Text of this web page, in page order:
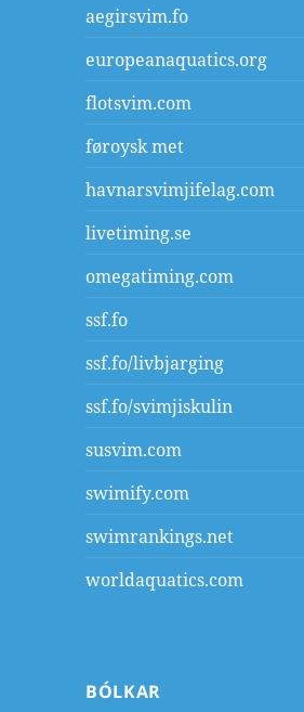
aegirsvim.fo
europeanaquatics.org
flotsvim.com
føroysk met
havnarsvimjifelag.com
livetiming.se
omegatiming.com
ssf.fo
ssf.fo/livbjarging
ssf.fo/svimjiskulin
susvim.com
swimify.com
swimrankings.net
worldaquatics.com
BÓLKAR